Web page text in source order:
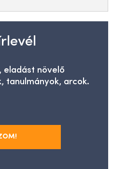
eladást növelő
tanulmányok, arcok.